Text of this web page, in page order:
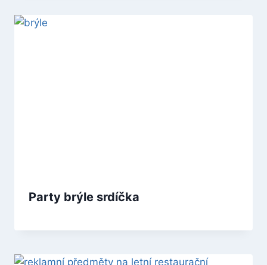
Party brýle srdíčka